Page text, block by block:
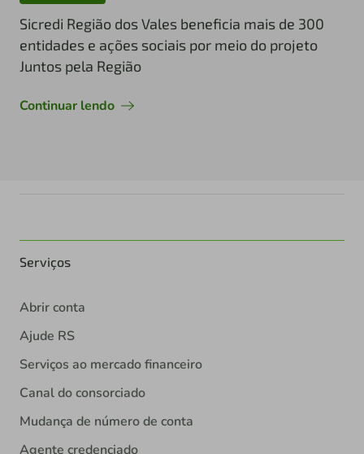
Sicredi Região dos Vales beneficia mais de 300
entidades e ações sociais por meio do projeto
Juntos pela Região
Continuar lendo
Serviços
Abrir conta
Ajude RS
Serviços ao mercado financeiro
Canal do consorciado
Mudança de número de conta
Agente credenciado